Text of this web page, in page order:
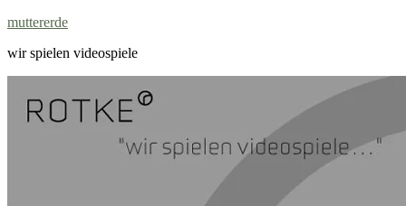
Zum
springen
muttererde
wir spielen videospiele